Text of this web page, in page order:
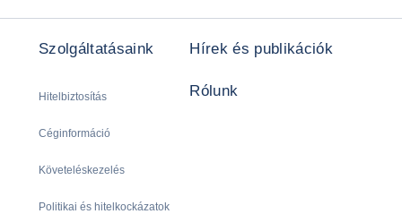
Szolgáltatásaink
Hitelbiztosítás
Céginformáció
Követeléskezelés
Politikai és hitelkockázatok
Hírek és publikációk
Rólunk